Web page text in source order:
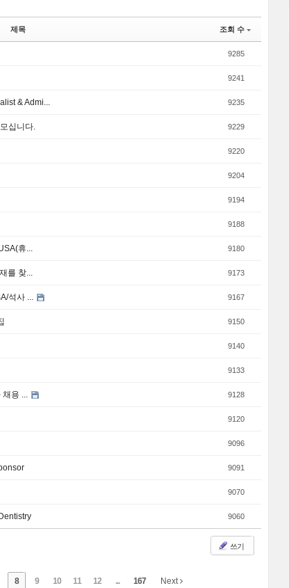
제목 조회 수
9285
9241
& Admi... 9235
십니다. 9229
9220
9204
9194
9188
휴... 9180
를 찾... 9173
석사 ... 9167
9150
9140
9133
채용 ... 9128
9120
9096
9091
9070
9060
쓰기
8 9 10 11 12 ... 167 Next